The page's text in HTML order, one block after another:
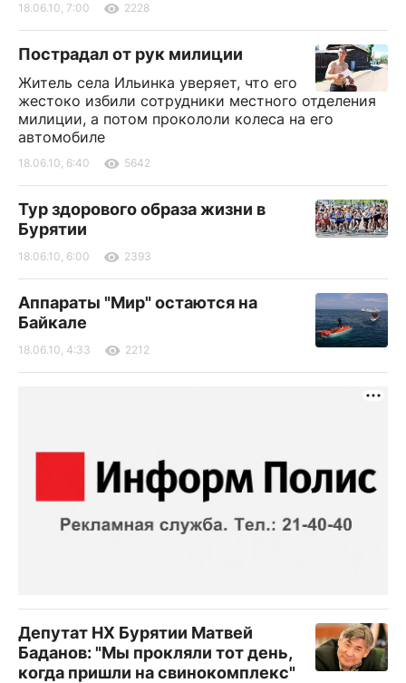
18.06.10, 7:00 2228
Пострадал от рук милиции
Житель села Ильинка уверяет, что его
жестоко избили сотрудники местного отделения
милиции, а потом прокололи колеса на его
автомобиле
18.06.10, 6:40 5642
Тур здорового образа жизни в
Бурятии
18.06.10, 6:00 2393
Аппараты "Мир" остаются на
Байкале
18.06.10, 4:33 2212
Депутат НХ Бурятии Матвей
Баданов: "Мы прокляли тот день,
когда пришли на свинокомплекс"